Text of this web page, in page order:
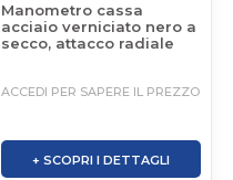
Manometro cassa
acciaio verniciato nero a
secco, attacco radiale
ACCEDI PER SAPERE IL PREZZO
+ SCOPRI I DETTAGLI